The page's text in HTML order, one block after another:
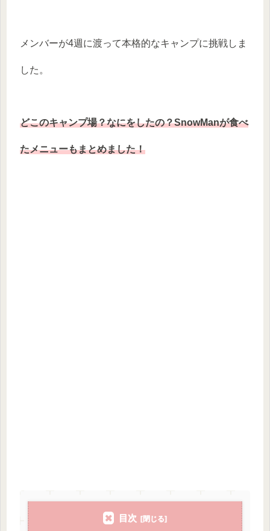
メンバーが4週に渡って本格的なキャンプに挑戦しま
した。
どこのキャンプ場？なにをしたの？SnowManが食べ
たメニューもまとめました！
目次